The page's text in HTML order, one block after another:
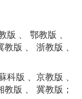
、 鄂教版 、
版 、 浙教版 、
版 、京教版 、
版 、 冀教版；